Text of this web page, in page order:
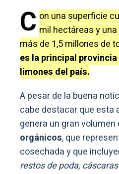
C on una superficie
mil hectáreas y
más de 1,5 millones de
es la principal
limones del país.
A pesar de la buena
cabe destacar que esta
genera un gran volumen
orgánicos, que
cosechada y que
restos de poda,